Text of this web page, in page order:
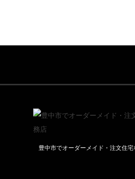
豊中市でオーダーメイド・注文住